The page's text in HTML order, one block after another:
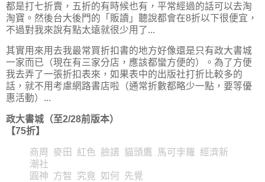
都是打七折賣，五折的有時候也有，平常經過的話可以去淘
淘寶。然後台大後門的「販讀」聽說都會在8折以下很便宜，
不過對我來說有點太遠就很少用了...
其實用來用去我最常買折扣書的地方好像還是只有政大書城
一家而已（現在有三家分店，應該都蠻方便的）。為了方便
我去弄了一張折扣表來，如果表中的出版社打折比較多的
話，就不用考慮網路書店啦（通常折數都略少一點，要等優
惠活動）...
政大書城（至2/28前版本）
【75折】
商周 麥田 紅色 臉譜 貓頭鷹 馬可孛羅 經濟新
潮社
圓神 方智 究竟 如何 先覺